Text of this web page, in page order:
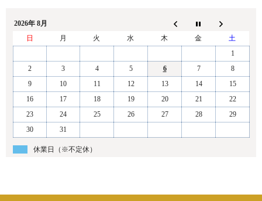
2026年 8月
日
月 火 水 木 金
土
1
2
3 4 5 6 7
8
9
10 11 12 13 14
15
16
17 18 19 20 21
22
23
24 25 26 27 28
29
30
31
休業日（※不定休）